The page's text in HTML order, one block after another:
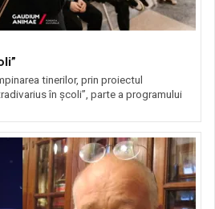
tinerilor, prin proiectul
în școli”, parte a programului